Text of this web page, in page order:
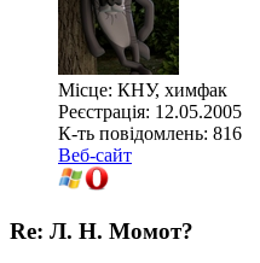
Місце: КНУ, химфак
Реєстрація: 12.05.2005
К-ть повідомлень: 816
Веб-сайт
Re: Л. Н. Момот?